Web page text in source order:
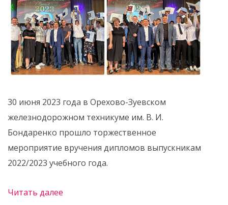
30 июня 2023 года в Орехово-Зуевском
железнодорожном техникуме им. В. И.
Бондаренко прошло торжественное
мероприятие вручения дипломов выпускникам
2022/2023 учебного года.
Читать далее